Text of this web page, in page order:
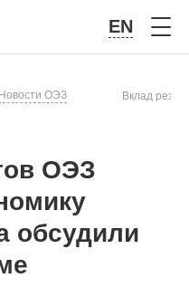
EN
Новости ОЭЗ Вклад
ОЭЗ
обсудили